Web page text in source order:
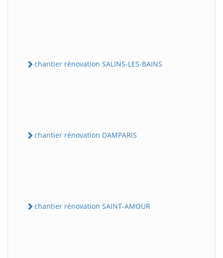
chantier rénovation SALINS-LES-BAINS
chantier rénovation DAMPARIS
chantier rénovation SAINT-AMOUR